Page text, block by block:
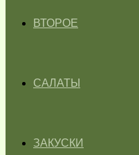
ВТОРОЕ
САЛАТЫ
ЗАКУСКИ